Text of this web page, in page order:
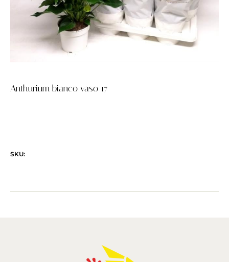
Anthurium bianco vaso 17
SKU: